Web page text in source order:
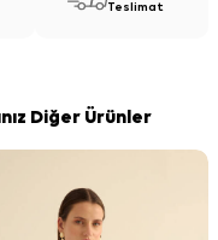
Teslimat
Diğer Ürünler